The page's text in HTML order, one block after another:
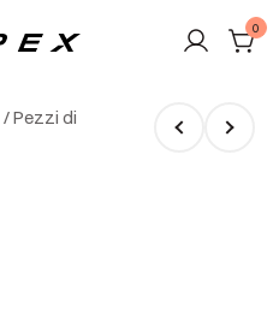
0
/Pezzi di